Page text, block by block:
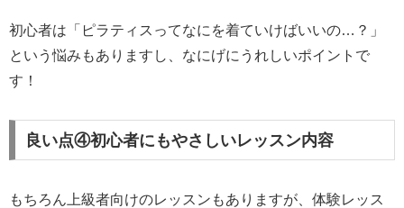
初心者は「ピラティスってなにを着ていけばいいの…？」
という悩みもありますし、なにげにうれしいポイントで
す！
良い点④初心者にもやさしいレッスン内容
もちろん上級者向けのレッスンもありますが、体験レッス